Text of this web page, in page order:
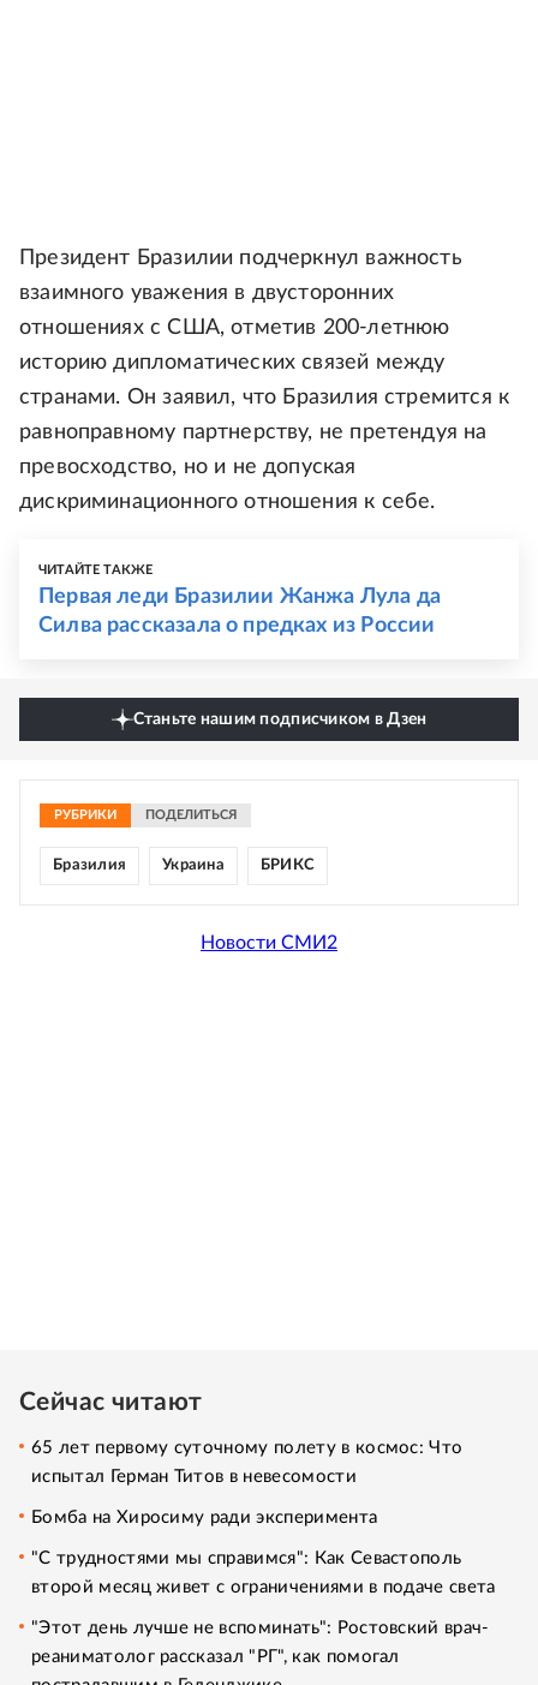
Президент Бразилии подчеркнул важность
взаимного уважения в двусторонних
отношениях с США, отметив 200-летнюю
историю дипломатических связей между
странами. Он заявил, что Бразилия стремится к
равноправному партнерству, не претендуя на
превосходство, но и не допуская
дискриминационного отношения к себе.
ЧИТАЙТЕ ТАКЖЕ
Первая леди Бразилии Жанжа Лула да
Силва рассказала о предках из России
Станьте нашим подписчиком в Дзен
РУБРИКИ ПОДЕЛИТЬСЯ
Бразилия Украина БРИКС
Новости СМИ2
Сейчас читают
65 лет первому суточному полету в космос: Что
испытал Герман Титов в невесомости
Бомба на Хиросиму ради эксперимента
"С трудностями мы справимся": Как Севастополь
второй месяц живет с ограничениями в подаче света
"Этот день лучше не вспоминать": Ростовский врач-
реаниматолог рассказал "РГ", как помогал